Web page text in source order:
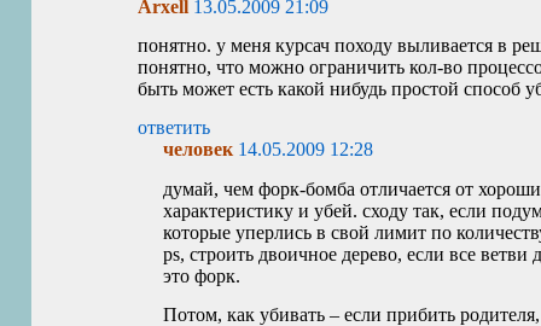
Arxell 13.05.2009 21:09
понятно. у меня курсач походу выливается в
понятно, что можно ограничить кол-во
быть может есть какой нибудь простой способ
ответить
человек 14.05.2009 12:28
думай, чем форк-бомба отличается от
характеристику и убей. сходу так, если
которые уперлись в свой лимит по
ps, строить двоичное дерево, если все
это форк.
Потом, как убивать – если прибить